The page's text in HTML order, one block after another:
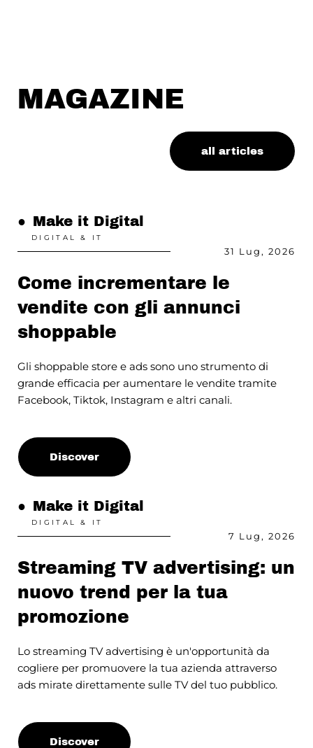
MAGAZINE
all articles
● Make it Digital
DIGITAL & IT
31 Lug, 2026
Come incrementare le
vendite con gli annunci
shoppable
Gli shoppable store e ads sono uno strumento di
grande efficacia per aumentare le vendite tramite
Facebook, Tiktok, Instagram e altri canali.
Discover
● Make it Digital
DIGITAL & IT
7 Lug, 2026
Streaming TV advertising: un
nuovo trend per la tua
promozione
Lo streaming TV advertising è un'opportunità da
cogliere per promuovere la tua azienda attraverso
ads mirate direttamente sulle TV del tuo pubblico.
Discover